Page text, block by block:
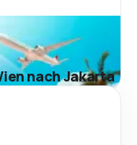
nach Jakarta